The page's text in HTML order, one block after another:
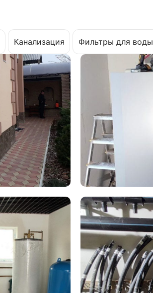
Канализация Фильтры для воды